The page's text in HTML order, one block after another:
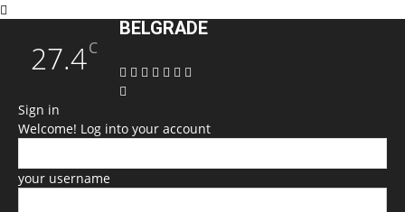
27.4C
BELGRADE
Sign in
Welcome! Log into your account
your username